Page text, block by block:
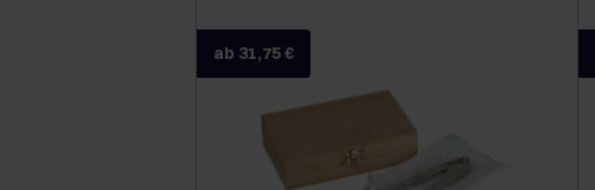
ab 31,75 €